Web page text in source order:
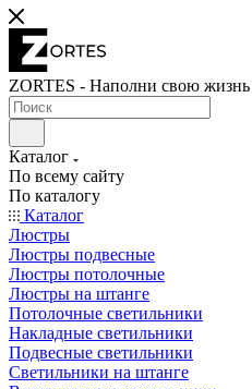
ZORTES - Наполни свою жизнь
Каталог
По всему сайту
По каталогу
Каталог
Люстры
Люстры подвесные
Люстры потолочные
Люстры на штанге
Потолочные светильники
Накладные светильники
Подвесные светильники
Светильники на штанге